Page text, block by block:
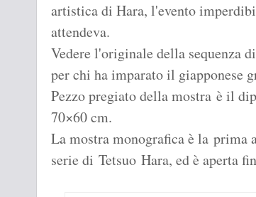
artistica di Hara, l'evento
attendeva.
Vedere l'originale della sequenza
per chi ha imparato il giapponese
Pezzo pregiato della mostra è il
70×60 cm.
La mostra monografica è la prima
serie di Tetsuo Hara, ed è aperta